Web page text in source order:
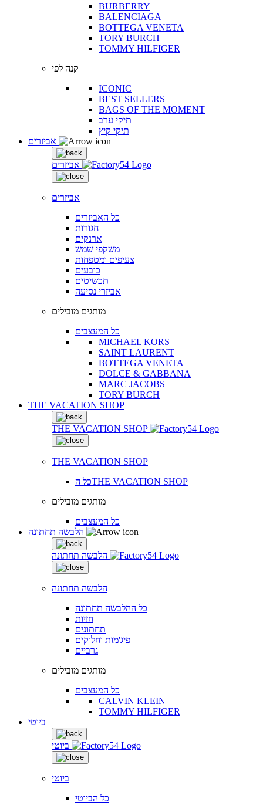
BURBERRY
BALENCIAGA
BOTTEGA VENETA
TORY BURCH
TOMMY HILFIGER
קנה לפי
ICONIC
BEST SELLERS
BAGS OF THE MOMENT
תיקי ערב
תיקי קיץ
אביזרים
אביזרים
כל האביזרים
חגורות
ארנקים
משקפי שמש
צעיפים ומטפחות
כובעים
תכשיטים
אביזרי נסיעה
מותגים מובילים
כל המעצבים
MICHAEL KORS
SAINT LAURENT
BOTTEGA VENETA
DOLCE & GABBANA
MARC JACOBS
TORY BURCH
THE VACATION SHOP
THE VACATION SHOP
THE VACATION SHOP
כל הTHE VACATION SHOP
מותגים מובילים
כל המעצבים
הלבשה תחתונה
הלבשה תחתונה
כל ההלבשה תחתונה
חזיות
תחתונים
פיג'מות וחלוקים
גרביים
מותגים מובילים
כל המעצבים
CALVIN KLEIN
TOMMY HILFIGER
ביוטי
ביוטי
ביוטי
כל הביוטי